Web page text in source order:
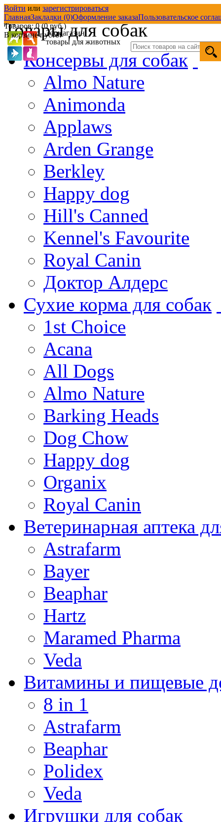
Войти или зарегистрироваться
ГлавнаяЗакладки (0)Оформление заказаПользовательское
Товаров: 0 (0 руб.)
В корзине пусто!Зоомагазин
товары для животных
Товары для собак
Консервы для собак
Almo Nature
Animonda
Applaws
Arden Grange
Berkley
Happy dog
Hill's Canned
Kennel's Favourite
Royal Canin
Доктор Алдерс
Сухие корма для собак
1st Choice
Acana
All Dogs
Almo Nature
Barking Heads
Dog Chow
Happy dog
Organix
Royal Canin
Ветеринарная аптека
Astrafarm
Bayer
Beaphar
Hartz
Maramed Pharma
Veda
Витамины и пищевые
8 in 1
Astrafarm
Beaphar
Polidex
Veda
Игрушки для собак